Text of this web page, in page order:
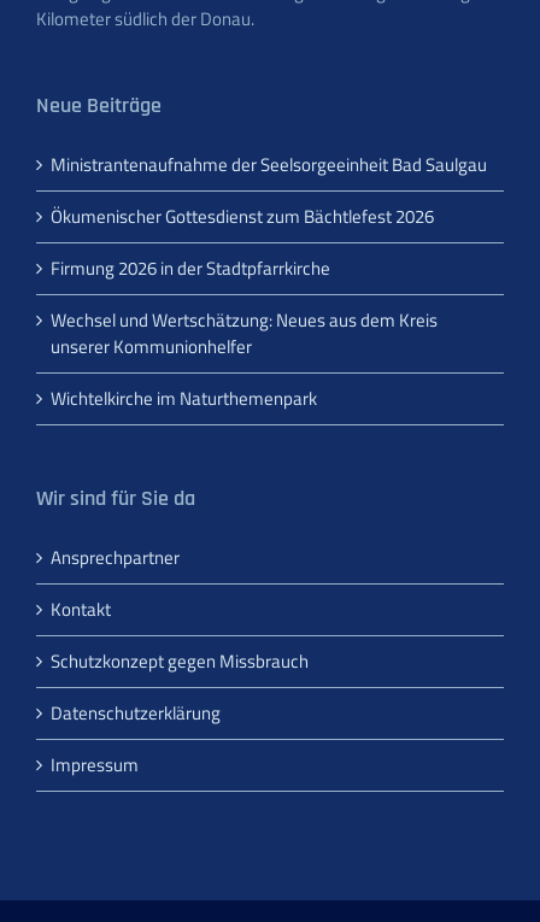
Kilometer südlich der Donau.
Neue Beiträge
Ministrantenaufnahme der Seelsorgeeinheit Bad Saulgau
Ökumenischer Gottesdienst zum Bächtlefest 2026
Firmung 2026 in der Stadtpfarrkirche
Wechsel und Wertschätzung: Neues aus dem Kreis
unserer Kommunionhelfer
Wichtelkirche im Naturthemenpark
Wir sind für Sie da
Ansprechpartner
Kontakt
Schutzkonzept gegen Missbrauch
Datenschutzerklärung
Impressum